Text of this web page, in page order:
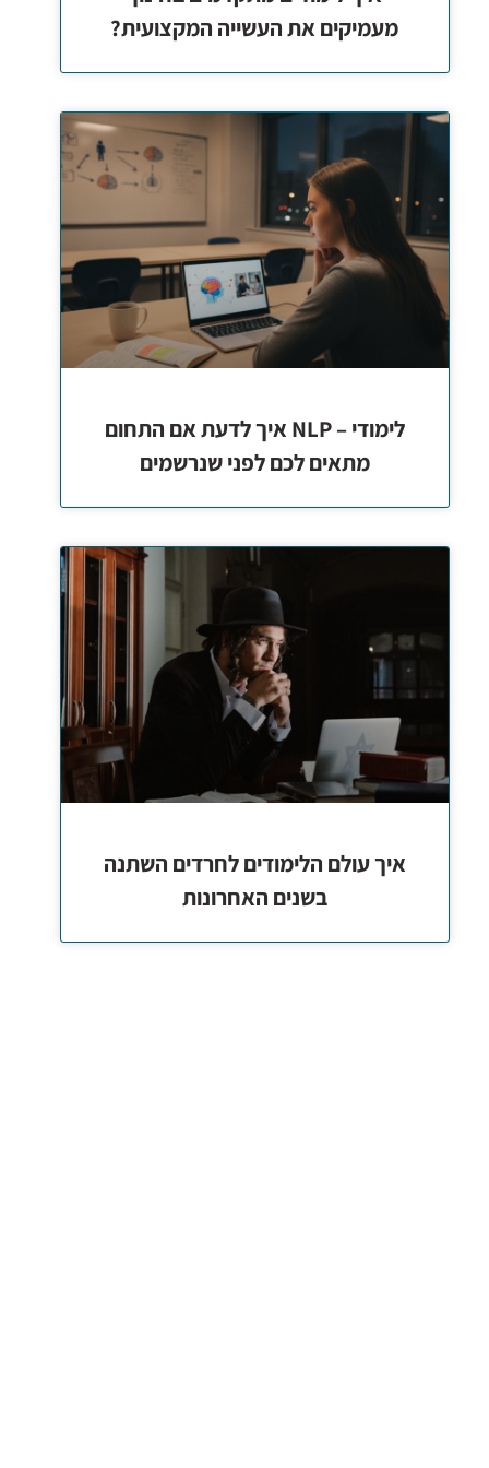
מעמיקים את העשייה המקצועית?
לימודי – NLP איך לדעת אם התחום
מתאים לכם לפני שנרשמים
איך עולם הלימודים לחרדים השתנה
בשנים האחרונות